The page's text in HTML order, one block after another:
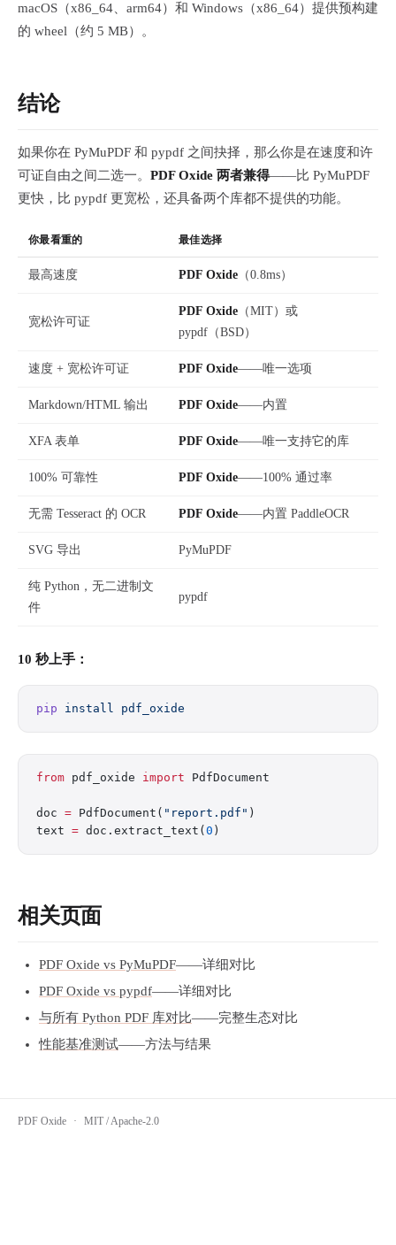
macOS（x86_64、arm64）和 Windows（x86_64）提供预构建
的 wheel（约 5 MB）。
结论
如果你在 PyMuPDF 和 pypdf 之间抉择，那么你是在速度和许
可证自由之间二选一。 PDF Oxide 两者兼得——比 PyMuPDF
更快，比 pypdf 更宽松，还具备两个库都不提供的功能。
你最看重的 最佳选择
最高速度 PDF Oxide （0.8ms）
宽松许可证
PDF Oxide （MIT）或
pypdf（BSD）
速度 + 宽松许可证 PDF Oxide——唯一选项
Markdown/HTML 输出 PDF Oxide——内置
XFA 表单 PDF Oxide——唯一支持它的库
100% 可靠性 PDF Oxide——100% 通过率
无需 Tesseract 的 OCR PDF Oxide——内置 PaddleOCR
SVG 导出 PyMuPDF
纯 Python，无二进制文
件
pypdf
10 秒上手：
pip install pdf_oxide
from pdf_oxide import PdfDocument
doc = PdfDocument( "report.pdf" )
text = doc.extract_text( 0 )
相关页面
PDF Oxide vs PyMuPDF——详细对比
PDF Oxide vs pypdf——详细对比
与所有 Python PDF 库对比——完整生态对比
性能基准测试——方法与结果
PDF Oxide · MIT / Apache-2.0